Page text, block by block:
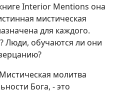
Interior Mentions она
мистическая
для каждого.
Люди, обучаются ли они
молитва
Бога, - это